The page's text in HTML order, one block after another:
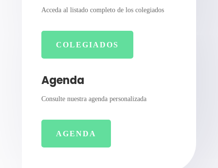
Acceda al listado completo de los colegiados
COLEGIADOS
Agenda
Consulte nuestra agenda personalizada
AGENDA